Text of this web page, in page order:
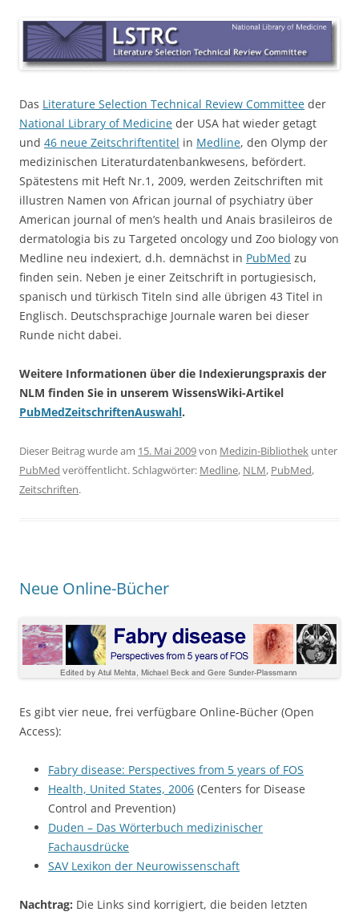
Das Literature Selection Technical Review Committee der
National Library of Medicine der USA hat wieder getagt
und 46 neue Zeitschriftentitel in Medline, den Olymp der
medizinischen Literaturdatenbankwesens, befördert.
Spätestens mit Heft Nr.1, 2009, werden Zeitschriften mit
illustren Namen von African journal of psychiatry über
American journal of men’s health und Anais brasileiros de
dermatologia bis zu Targeted oncology und Zoo biology von
Medline neu indexiert, d.h. demnächst in PubMed zu
finden sein. Neben je einer Zeitschrift in portugiesisch,
spanisch und türkisch Titeln sind alle übrigen 43 Titel in
Englisch. Deutschsprachige Journale waren bei dieser
Runde nicht dabei.
Weitere Informationen über die Indexierungspraxis der
NLM finden Sie in unserem WissensWiki-Artikel
PubMedZeitschriftenAuswahl.
Dieser Beitrag wurde am 15. Mai 2009von Medizin-Bibliothek unter
PubMed veröffentlicht. Schlagwörter: Medline, NLM, PubMed,
Zeitschriften.
Neue Online-Bücher
Es gibt vier neue, frei verfügbare Online-Bücher (Open
Access):
Fabry disease: Perspectives from 5 years of FOS
Health, United States, 2006 (Centers for Disease
Control and Prevention)
Duden – Das Wörterbuch medizinischer
Fachausdrücke
SAV Lexikon der Neurowissenschaft
Nachtrag: Die Links sind korrigiert, die beiden letzten